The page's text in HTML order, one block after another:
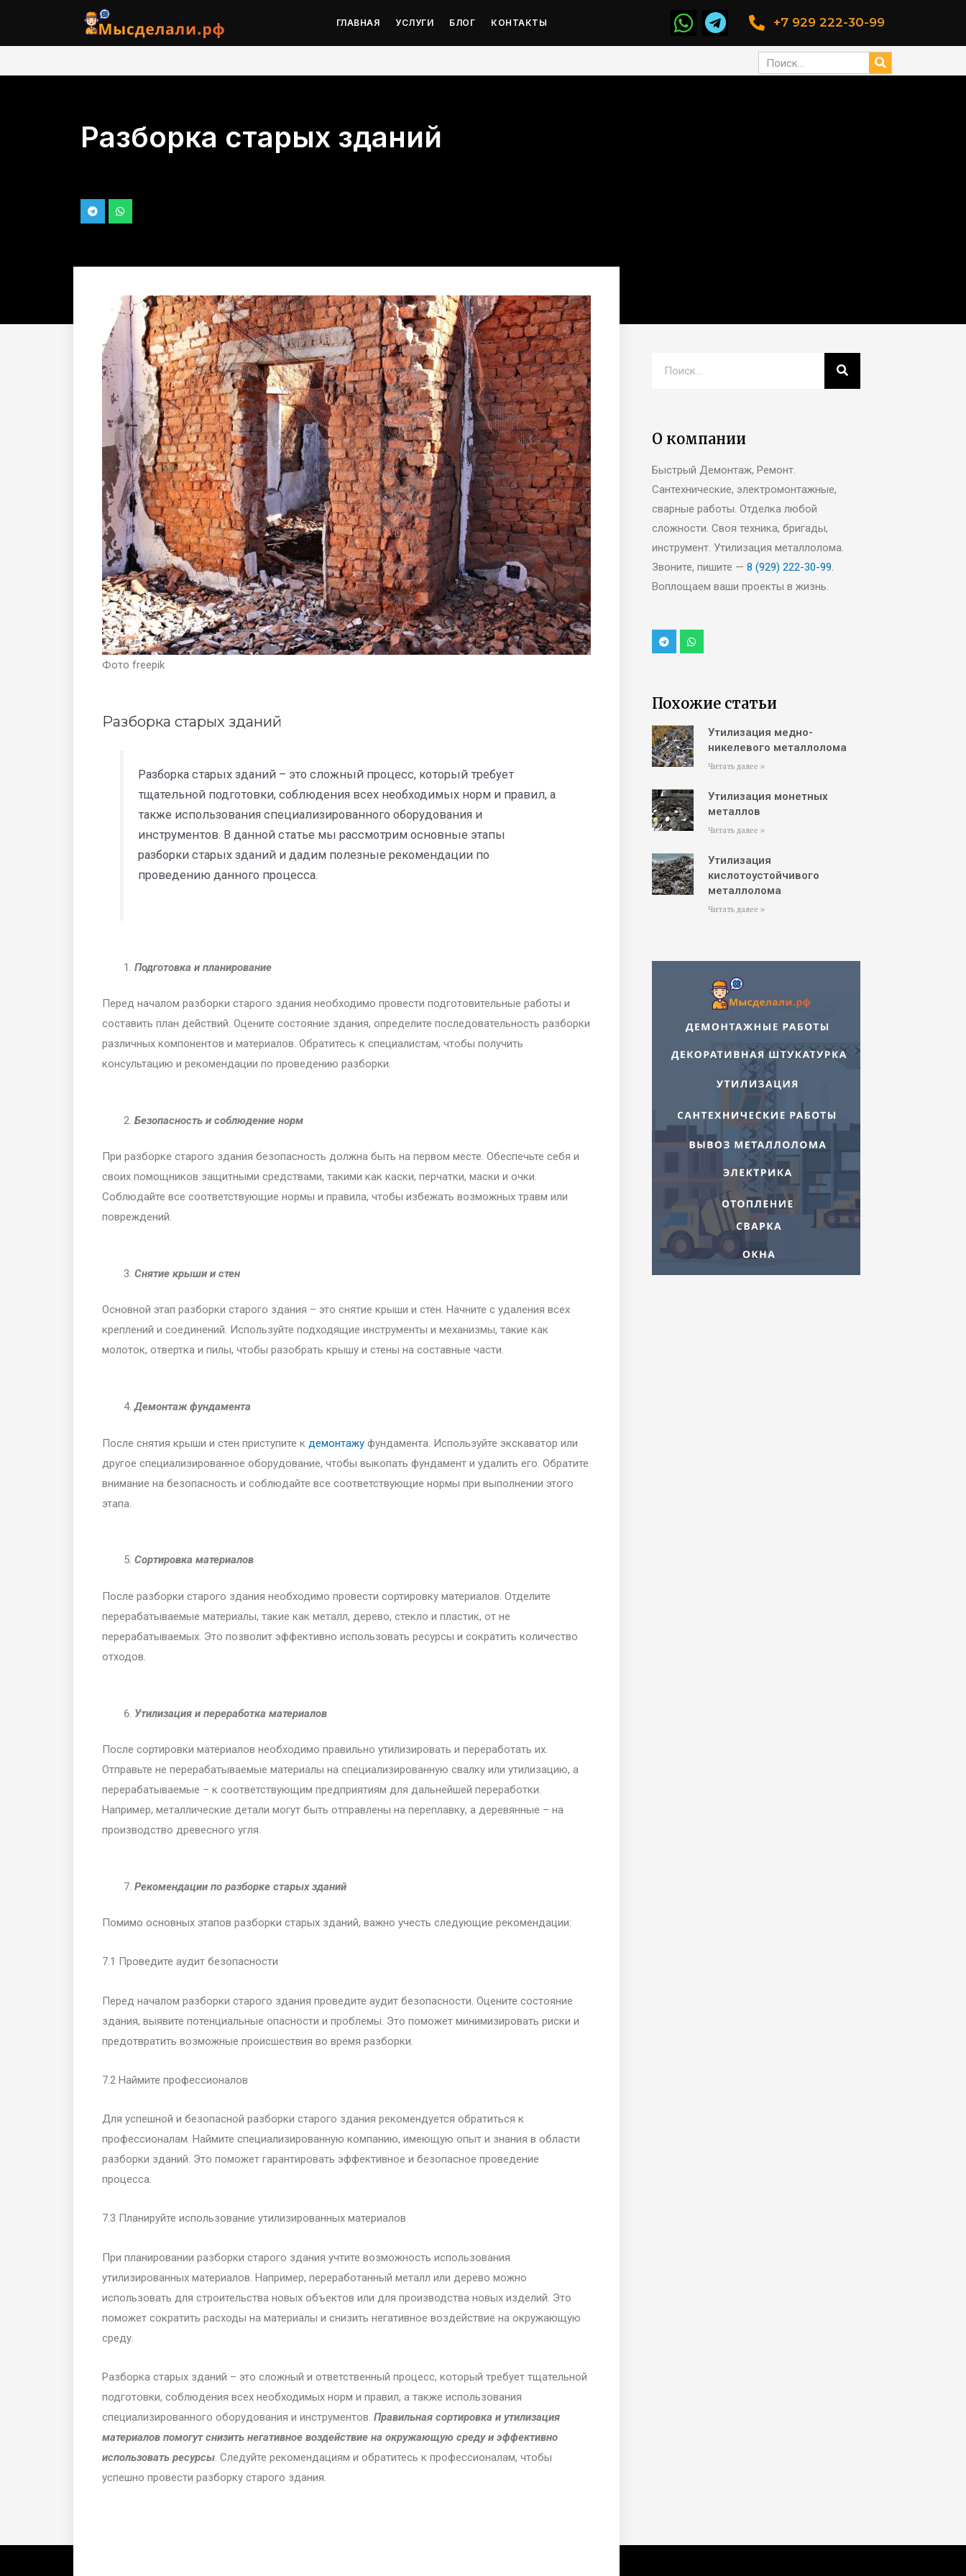
ГЛАВНАЯ УСЛУГИ БЛОГ КОНТАКТЫ +7 929 222-30-99
Разборка старых зданий
Фото freepik
Разборка старых зданий
Разборка старых зданий – это сложный процесс, который требует
тщательной подготовки, соблюдения всех необходимых норм и правил, а
также использования специализированного оборудования и
инструментов. В данной статье мы рассмотрим основные этапы
разборки старых зданий и дадим полезные рекомендации по
проведению данного процесса.
Подготовка и планирование
Перед началом разборки старого здания необходимо провести подготовительные работы и
составить план действий. Оцените состояние здания, определите последовательность разборки
различных компонентов и материалов. Обратитесь к специалистам, чтобы получить
консультацию и рекомендации по проведению разборки.
Безопасность и соблюдение норм
При разборке старого здания безопасность должна быть на первом месте. Обеспечьте себя и
своих помощников защитными средствами, такими как каски, перчатки, маски и очки.
Соблюдайте все соответствующие нормы и правила, чтобы избежать возможных травм или
повреждений.
Снятие крыши и стен
Основной этап разборки старого здания – это снятие крыши и стен. Начните с удаления всех
креплений и соединений. Используйте подходящие инструменты и механизмы, такие как
молоток, отвертка и пилы, чтобы разобрать крышу и стены на составные части.
Демонтаж фундамента
После снятия крыши и стен приступите к демонтажу фундамента. Используйте экскаватор или
другое специализированное оборудование, чтобы выкопать фундамент и удалить его. Обратите
внимание на безопасность и соблюдайте все соответствующие нормы при выполнении этого
этапа.
Сортировка материалов
После разборки старого здания необходимо провести сортировку материалов. Отделите
перерабатываемые материалы, такие как металл, дерево, стекло и пластик, от не
перерабатываемых. Это позволит эффективно использовать ресурсы и сократить количество
отходов.
Утилизация и переработка материалов
После сортировки материалов необходимо правильно утилизировать и переработать их.
Отправьте не перерабатываемые материалы на специализированную свалку или утилизацию, а
перерабатываемые – к соответствующим предприятиям для дальнейшей переработки.
Например, металлические детали могут быть отправлены на переплавку, а деревянные – на
производство древесного угля.
Рекомендации по разборке старых зданий
Помимо основных этапов разборки старых зданий, важно учесть следующие рекомендации:
7.1 Проведите аудит безопасности
Перед началом разборки старого здания проведите аудит безопасности. Оцените состояние
здания, выявите потенциальные опасности и проблемы. Это поможет минимизировать риски и
предотвратить возможные происшествия во время разборки.
7.2 Наймите профессионалов
Для успешной и безопасной разборки старого здания рекомендуется обратиться к
профессионалам. Наймите специализированную компанию, имеющую опыт и знания в области
разборки зданий. Это поможет гарантировать эффективное и безопасное проведение
процесса.
7.3 Планируйте использование утилизированных материалов
При планировании разборки старого здания учтите возможность использования
утилизированных материалов. Например, переработанный металл или дерево можно
использовать для строительства новых объектов или для производства новых изделий. Это
поможет сократить расходы на материалы и снизить негативное воздействие на окружающую
среду.
Разборка старых зданий – это сложный и ответственный процесс, который требует тщательной
подготовки, соблюдения всех необходимых норм и правил, а также использования
специализированного оборудования и инструментов. Правильная сортировка и утилизация
материалов помогут снизить негативное воздействие на окружающую среду и эффективно
использовать ресурсы. Следуйте рекомендациям и обратитесь к профессионалам, чтобы
успешно провести разборку старого здания.
О компании
Быстрый Демонтаж, Ремонт.
Сантехнические, электромонтажные,
сварные работы. Отделка любой
сложности. Своя техника, бригады,
инструмент. Утилизация металлолома.
Звоните, пишите — 8 (929) 222-30-99.
Воплощаем ваши проекты в жизнь.
Похожие статьи
Утилизация медно-
никелевого металлолома
Читать далее »
Утилизация монетных
металлов
Читать далее »
Утилизация
кислотоустойчивого
металлолома
Читать далее »